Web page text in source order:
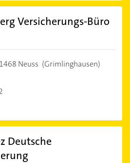
Versicherungs-Büro
Neuss (Grimlinghausen)
Deutsche